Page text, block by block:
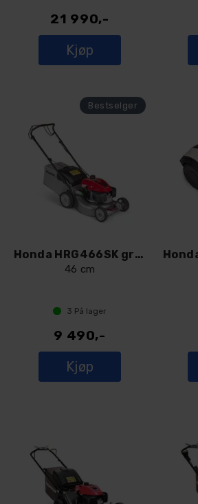
21 990,-
Kjøp
Honda HRG466SK gressklipper
46 cm
3 På lager
9 490,-
Kjøp